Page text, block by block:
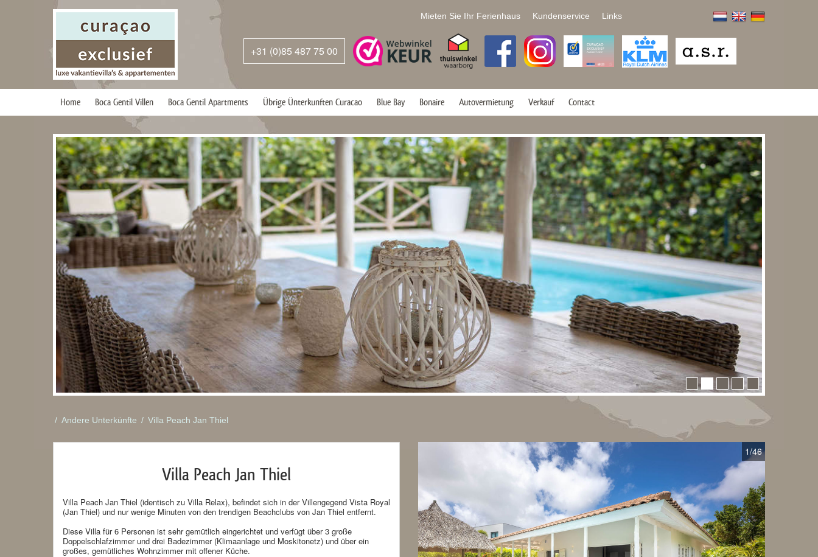
Mieten Sie Ihr Ferienhaus Kundenservice Links
+31 (0)85 487 75 00
Home Boca Gentil Villen Boca Gentil Apartments Übrige Ünterkunften Curacao Blue Bay Bonaire Autovermietung Verkauf Contact
/ Andere Unterkünfte / Villa Peach Jan Thiel
Villa Peach Jan Thiel
Villa Peach Jan Thiel (identisch zu Villa Relax), befindet sich in der Villengegend Vista Royal
(Jan Thiel) und nur wenige Minuten von den trendigen Beachclubs von Jan Thiel entfernt.
Diese Villa für 6 Personen ist sehr gemütlich eingerichtet und verfügt über 3 große
Doppelschlafzimmer und drei Badezimmer (Klimaanlage und Moskitonetz) und über ein
großes, gemütliches Wohnzimmer mit offener Küche.
1/46